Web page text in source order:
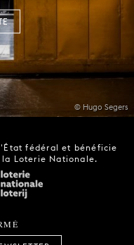
© Hugo Segers
fédéral et bénéficie
la Loterie Nationale.